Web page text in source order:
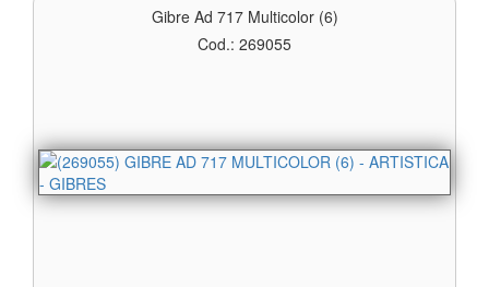
Gibre Ad 717 Multicolor (6)
Cod.: 269055